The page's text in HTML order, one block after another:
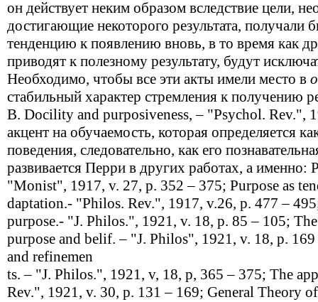
он действует неким образом вследствие цели,
достигающие некоторого результата, получали
тенденцию к появлению вновь, в то время как
приводят к полезному результату, будут
Необходимо, чтобы все эти акты имели место в
стабильный характер стремления к получению
B. Docility and purposiveness, – "Psychol. Rеv.",
акцент на обучаемость, которая определяется
поведения, следовательно, как его
развивается Перри в других работах, а именно:
"Monist", 1917, v. 27, р. 352 – 375; Purpose as
daptation.- "Philos. Rev.", 1917, v.26, р. 477 –
purpose.- "J. Philos.", 1921, v. 18, р. 85 – 105;
purpose and belif. – "J. Philos", 1921, v. 18, р.
and refinemen
ts. – "J. Philos.", 1921, v, 18, р, 365 – 375; The
Rev.", 1921, v. 30, p. 131 – 169; General Theory